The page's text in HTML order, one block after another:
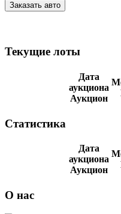
Заказать авто
Текущие лоты
Дата
аукциона
Аукцион
Статистика
Дата
аукциона
Аукцион
О нас